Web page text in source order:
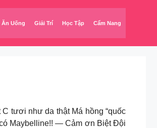
Ăn Uống Giải Trí Học Tập Cẩm Nang
C tươi như da thật Má hồng “quốc
Maybelline!! — Cảm ơn Biệt Đội